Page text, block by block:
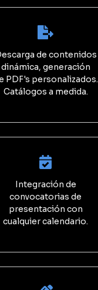
de contenidos
dinámica, generación
PDF's personalizados.
Catálogos a medida.
Integración de
convocatorias de
presentación con
cualquier calendario.